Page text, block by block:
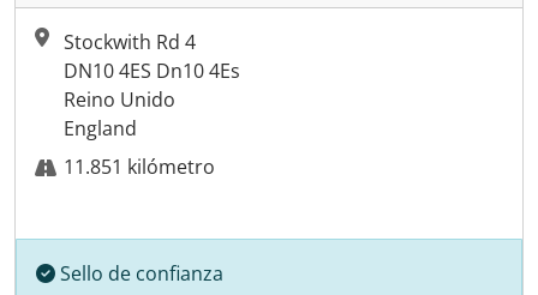
Stockwith Rd 4
DN10 4ES Dn10 4Es
Reino Unido
England
11.851 kilómetro
Sello de confianza